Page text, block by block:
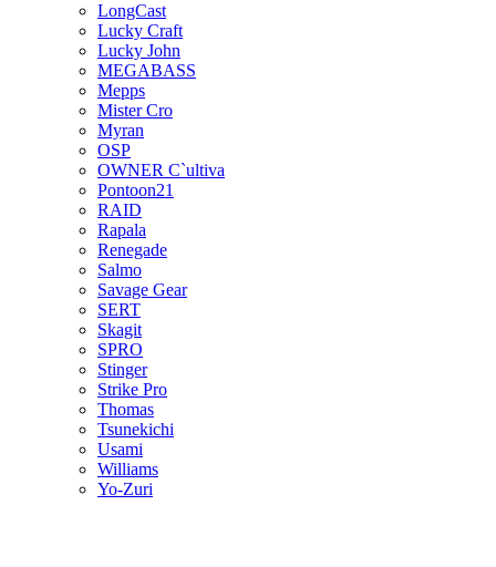
LongCast
Lucky Craft
Lucky John
MEGABASS
Mepps
Mister Cro
Myran
OSP
OWNER C`ultiva
Pontoon21
RAID
Rapala
Renegade
Salmo
Savage Gear
SERT
Skagit
SPRO
Stinger
Strike Pro
Thomas
Tsunekichi
Usami
Williams
Yo-Zuri